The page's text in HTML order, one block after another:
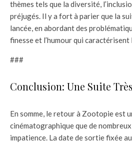
thèmes tels que la diversité,
préjugés. Il y a fort à parier que la
lancée, en abordant des
finesse et l’humour qui
###
Conclusion: Une Suite
En somme, le retour à Zootopie est
cinématographique que de
impatience. La date de sortie fixée au